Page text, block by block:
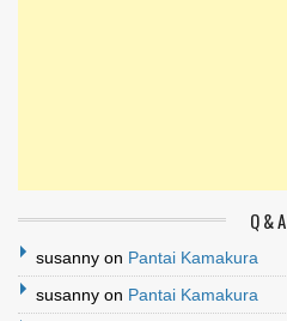
Q & A
susanny on Pantai Kamakura
susanny on Pantai Kamakura